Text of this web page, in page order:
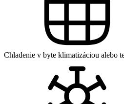
Chladenie v byte klimatizáciou alebo